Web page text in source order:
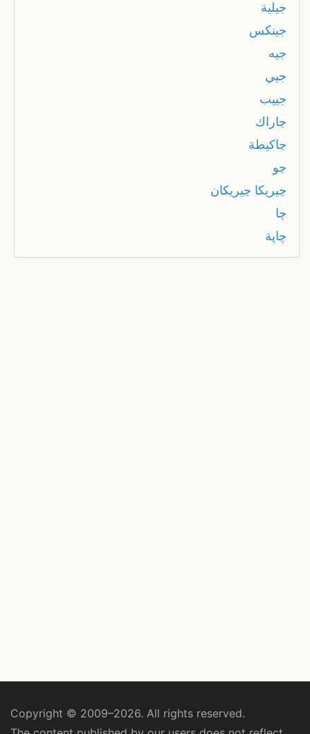
جيلية
جينكس
جيه
جيي
جييب
ڃاراك
ڃاكيطة
ڃو
ڃيريكا ڃيريكان
چا
چاپة
Copyright © 2009–2026. All rights reserved.